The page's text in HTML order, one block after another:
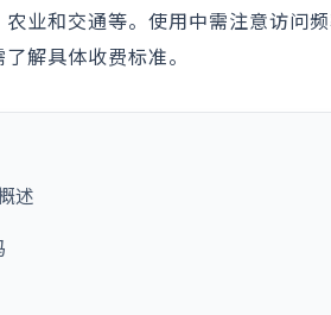
业和交通等。使用中需注意访问
解具体收费标准。
述